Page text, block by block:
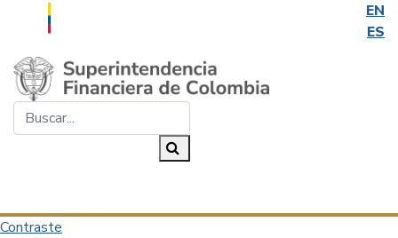
EN
ES
Saltar al contenido principal
Contraste